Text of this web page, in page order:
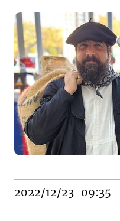
2022/12/23 09:35